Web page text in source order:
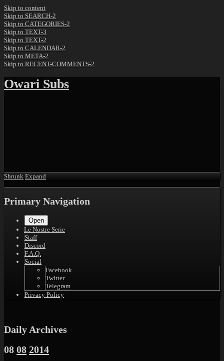
Skip to content
Skip to SEARCH-2
Skip to CATEGORIES-2
Skip to TEXT-3
Skip to TEXT-2
Skip to CALENDAR-2
Skip to META-2
Skip to RECENT-COMMENTS-2
Owari Subs
Shrunk Expand
Primary Navigation
Open
Le Nostre Serie
Staff
Discord
F.A.Q.
Social
Facebook
Twitter
Telegram
Privacy Policy
Daily Archives
08 08 2014